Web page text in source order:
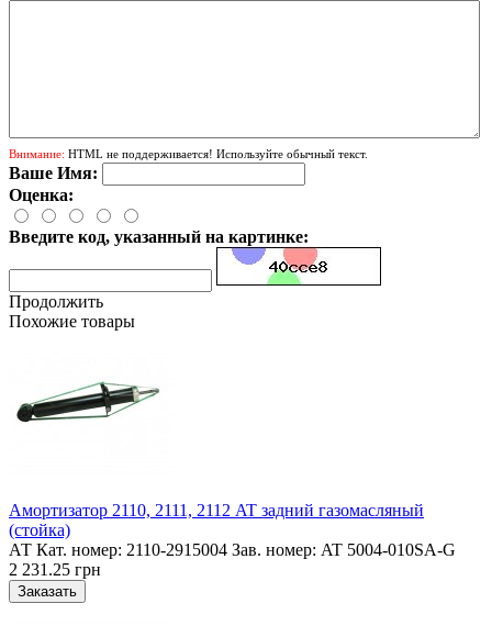
Внимание: HTML не поддерживается! Используйте обычный текст.
Ваше Имя:
Оценка:
Введите код, указанный на картинке:
Продолжить
Похожие товары
Амортизатор 2110, 2111, 2112 AT задний газомасляный
(стойка)
АТ Кат. номер: 2110-2915004 Зав. номер: AT 5004-010SA-G
2 231.25 грн